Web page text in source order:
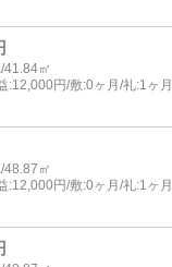
41.84㎡
:12,000円/敷:0ヶ月/礼:1ヶ月
48.87㎡
:12,000円/敷:0ヶ月/礼:1ヶ月